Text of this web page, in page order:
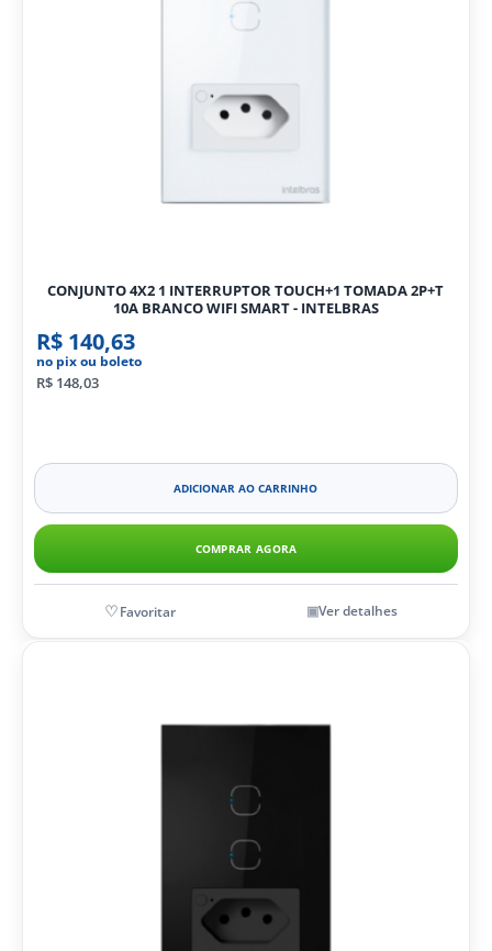
CONJUNTO 4X2 1 INTERRUPTOR TOUCH+1 TOMADA 2P+T
10A BRANCO WIFI SMART - INTELBRAS
R$ 140,63
no pix ou boleto
R$ 148,03
ADICIONAR AO CARRINHO
COMPRAR AGORA
Ver detalhes